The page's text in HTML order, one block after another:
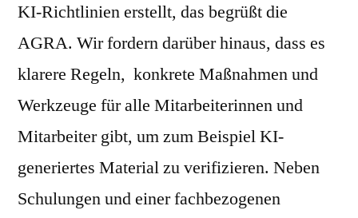
KI-Richtlinien erstellt, das begrüßt die
AGRA. Wir fordern darüber hinaus, dass es
klarere Regeln, konkrete Maßnahmen und
Werkzeuge für alle Mitarbeiterinnen und
Mitarbeiter gibt, um zum Beispiel KI-
generiertes Material zu verifizieren. Neben
Schulungen und einer fachbezogenen